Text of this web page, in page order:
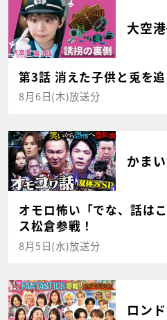
大空
第3話 消えた子供と兎を追
8月6日(木)放送分
かま
オモロ怖い「でな、話は
ス松倉参戦！
8月5日(水)放送分
ロン